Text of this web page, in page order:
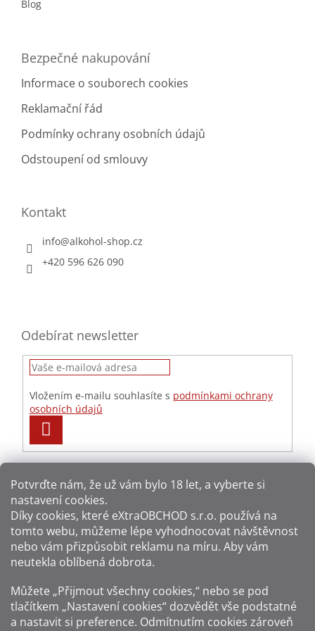
Potvrďte nám​​, že už vám bylo 18 let, a vyberte si
nastavení cookies.
Díky cookies, které eXtraOBCHOD s.r.o. používá na
tomto webu, můžeme lépe vyhodnocovat návštěvnost
nebo vám přizpůsobit reklamu na míru. Aby vám
neutekla oblíbená dobrota.
Můžete „Přijmout všechny cookies,“ nebo se pod
tlačítkem „Nastavení cookies“ dozvědět vše podstatné
a nastavit si preference. Odmítnutím cookies zároveň
Blog
Bezpečné nakupování
Informace o souborech cookies
Reklamační řád
Podmínky ochrany osobních údajů
Odstoupení od smlouvy
Kontakt
info@alkohol-shop.cz
+420 596 626 090
Odebírat newsletter
Vložením e-mailu souhlasíte s podmínkami ochrany
osobních údajů
SE
Způsoby dopravy: